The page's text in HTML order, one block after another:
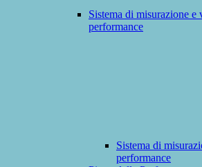
Sistema di misurazione e
performance
Sistema di
performance